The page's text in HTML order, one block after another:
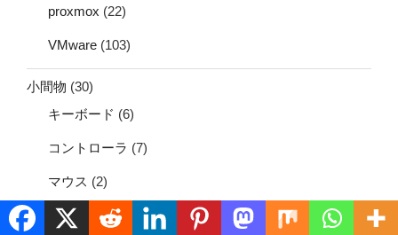
proxmox (22)
VMware (103)
小間物 (30)
キーボード (6)
コントローラ (7)
マウス (2)
工作 (19)